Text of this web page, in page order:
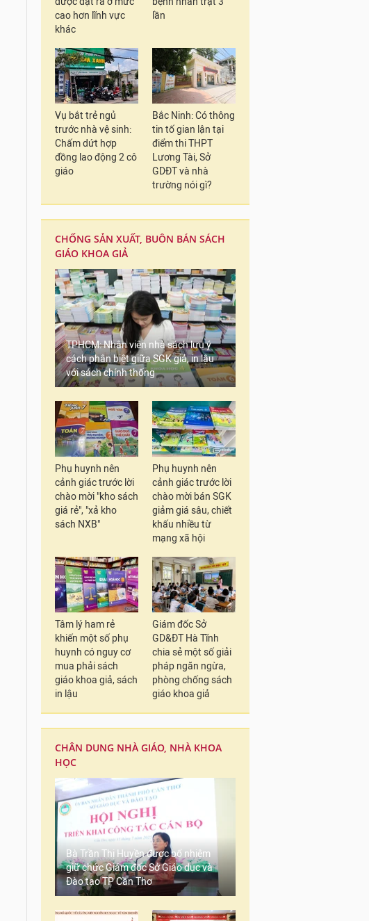
cao hơn lĩnh vực
khác
lần
Vụ bắt trẻ ngủ
trước nhà vệ sinh:
Chấm dứt hợp
đồng lao động 2 cô
giáo
Bắc Ninh: Có thông
tin tố gian lận tại
điểm thi THPT
Lương Tài, Sở
GDĐT và nhà
trường nói gì?
CHỐNG SẢN XUẤT, BUÔN BÁN SÁCH
GIÁO KHOA GIẢ
TPHCM: Nhân viên nhà sách lưu ý
cách phân biệt giữa SGK giả, in lậu
với sách chính thống
Phụ huynh nên
cảnh giác trước lời
chào mời "kho sách
giá rẻ", "xả kho
sách NXB"
Phụ huynh nên
cảnh giác trước lời
chào mời bán SGK
giảm giá sâu, chiết
khấu nhiều từ
mạng xã hội
Tâm lý ham rẻ
khiến một số phụ
huynh có nguy cơ
mua phải sách
giáo khoa giả, sách
in lậu
Giám đốc Sở
GD&ĐT Hà Tĩnh
chia sẻ một số giải
pháp ngăn ngừa,
phòng chống sách
giáo khoa giả
CHÂN DUNG NHÀ GIÁO, NHÀ KHOA
HỌC
Bà Trần Thị Huyền được bổ nhiệm
giữ chức Giám đốc Sở Giáo dục và
Đào tạo TP Cần Thơ